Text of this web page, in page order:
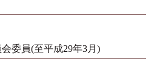
委員(至平成29年3月)